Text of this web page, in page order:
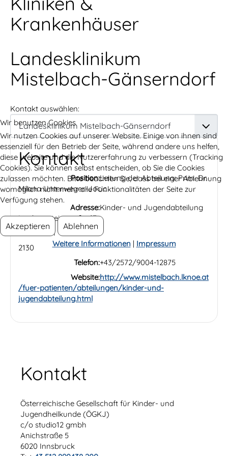
Krankenhäuser
Landesklinikum
Mistelbach-Gänserndorf
Kontakt auswählen:
Kontakt
Position:Leitung der Abteilung: Prim. Dr.
Milana Unterweger-Jocic
Adresse:Kinder- und Jugendabteilung
Liechtensteinstraße 67
Mistelbach
2130
Telefon:+43/2572/9004-12875
Website:http://www.mistelbach.lknoe.at
/fuer-patienten/abteilungen/kinder-und-
jugendabteilung.html
Kontakt
Österreichische Gesellschaft für Kinder- und
Jugendheilkunde (ÖGKJ)
c/o studio12 gmbh
Anichstraße 5
6020 Innsbruck
Wir benutzen Cookies
Wir nutzen Cookies auf unserer Website. Einige von ihnen sind
essenziell für den Betrieb der Seite, während andere uns helfen,
diese Website und die Nutzererfahrung zu verbessern (Tracking
Cookies). Sie können selbst entscheiden, ob Sie die Cookies
zulassen möchten. Bitte beachten Sie, dass bei einer Ablehnung
womöglich nicht mehr alle Funktionalitäten der Seite zur
Verfügung stehen.
Akzeptieren Ablehnen
Weitere Informationen| Impressum